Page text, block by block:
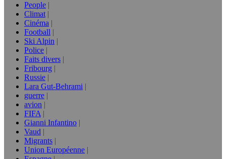
People
Climat
Cinéma
Football
Ski Alpin
Police
Faits divers
Fribourg
Russie
Lara Gut-Behrami
guerre
avion
FIFA
Gianni Infantino
Vaud
Migrants
Union Européenne